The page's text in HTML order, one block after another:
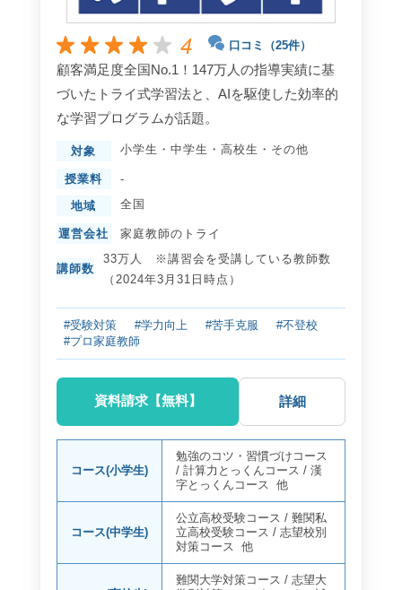
4 口コミ（25件）
顧客満足度全国No.1！147万人の指導実績に基
づいたトライ式学習法と、AIを駆使した効率的
な学習プログラムが話題。
対象 小学生 ・ 中学生 ・ 高校生 ・ その他
授業料 -
地域 全国
運営会社 家庭教師のトライ
講師数
33万人 ※講習会を受講している教師数
（2024年3月31日時点）
#受験対策 #学力向上 #苦手克服
#不登校
#プロ家庭教師
資料請求【無料】 詳細
コース(小学生)
勉強のコツ・習慣づけコース
/計算力とっくんコース /漢
字とっくんコース
他
コース(中学生)
公立高校受験コース /難関私
立高校受験コース /志望校別
対策コース
他
難関大学対策コース /志望大